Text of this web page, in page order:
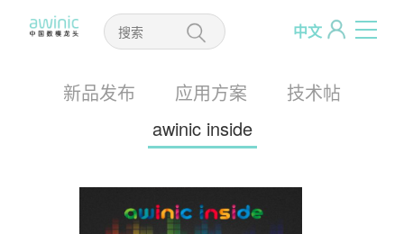
中文
新品发布 应用方案
技术帖
awinic inside